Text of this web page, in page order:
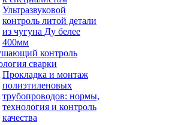
Ультразвуковой
контроль литой детали
из чугуна Ду белее
400мм
контроль
сварки
Прокладка и монтаж
полиэтиленовых
трубопроводов: нормы,
технология и контроль
качества